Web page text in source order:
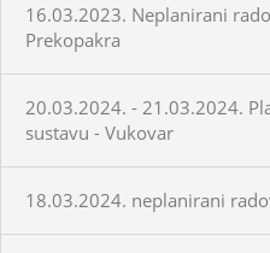
16.03.2023. Neplanirani
Prekopakra
20.03.2024. - 21.03.2024.
sustavu - Vukovar
18.03.2024. neplanirani